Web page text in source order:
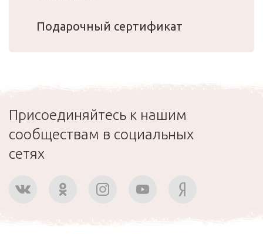
Подарочный сертификат
Присоединяйтесь к нашим
сообществам в социальных
сетях